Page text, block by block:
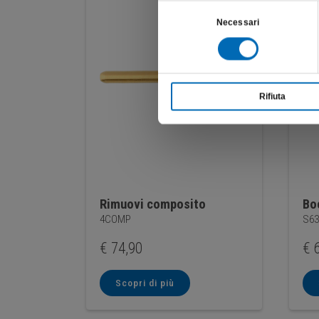
Necessari
Rifiuta
Rimuovi composito
4COMP
€ 74,90
Scopri di più
€